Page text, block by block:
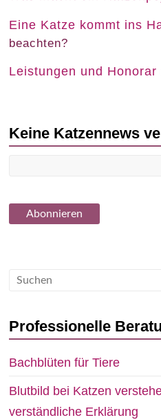
Eine Katze kommt ins
beachten?
Leistungen und Honorar
Keine Katzennews
Professionelle
Bachblüten für Tiere
Blutbild bei Katzen
verständliche Erklärung